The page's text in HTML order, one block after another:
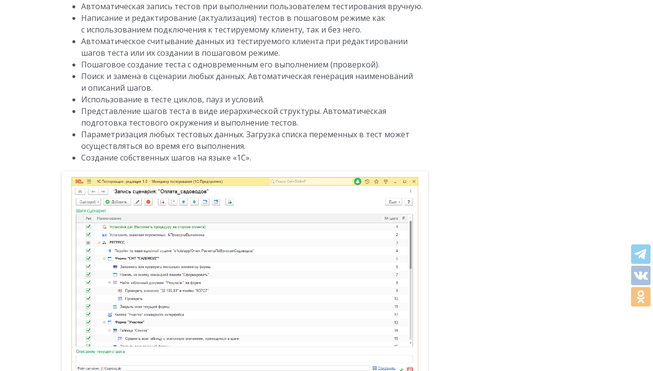
Автоматическая запись тестов при выполнении пользователем тестирования вручную.
Написание и редактирование (актуализация) тестов в пошаговом режиме как
с использованием подключения к тестируемому клиенту, так и без него.
Автоматическое считывание данных из тестируемого клиента при редактировании
шагов теста или их создании в пошаговом режиме.
Пошаговое создание теста с одновременным его выполнением (проверкой).
Поиск и замена в сценарии любых данных. Автоматическая генерация наименований
и описаний шагов.
Использование в тесте циклов, пауз и условий.
Представление шагов теста в виде иерархической структуры. Автоматическая
подготовка тестового окружения и выполнение тестов.
Параметризация любых тестовых данных. Загрузка списка переменных в тест может
осуществляться во время его выполнения.
Создание собственных шагов на языке «1С».